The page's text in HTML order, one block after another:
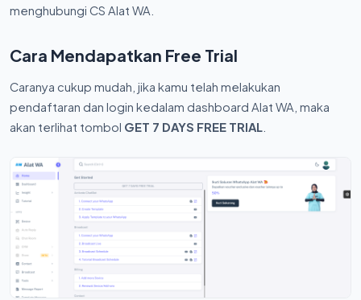
menghubungi CS Alat WA.
Cara Mendapatkan Free Trial
Caranya cukup mudah, jika kamu telah melakukan
pendaftaran dan login kedalam dashboard Alat WA, maka
akan terlihat tombol GET 7 DAYS FREE TRIAL